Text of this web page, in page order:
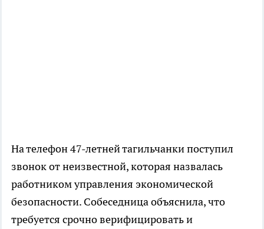
На телефон 47-летней тагильчанки поступил
звонок от неизвестной, которая назвалась
работником управления экономической
безопасности. Собеседница объяснила, что
требуется срочно верифицировать и